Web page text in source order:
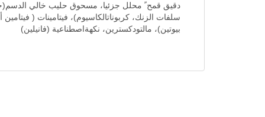
دقيق قمح ً محلل جزئيا، مسحوق حليب خالي
بيوتين)، مالتودكسترين، نكهةاصطناعية (فانيلين)